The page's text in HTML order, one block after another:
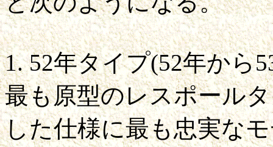
1. 52年タイプ(52年から
最も原型のレスポール
した仕様に最も忠実な